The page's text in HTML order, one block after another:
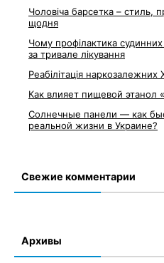
Чоловіча барсетка – стиль,
щодня
Чому профілактика
за тривале лікування
Реабілітація наркозалежних
Как влияет пищевой этанол
Солнечные панели — как
реальной жизни в Украине?
Свежие комментарии
Архивы